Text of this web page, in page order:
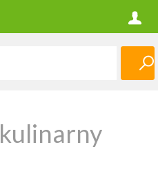
kulinarny